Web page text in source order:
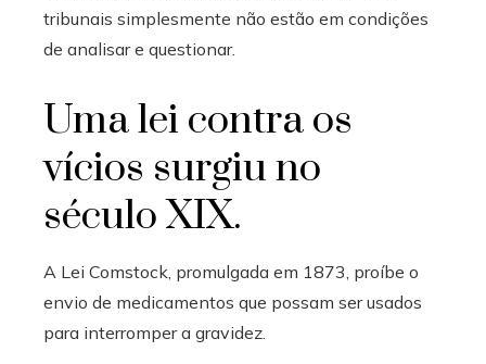
tribunais simplesmente não estão em condições
de analisar e questionar.
Uma lei contra os
vícios surgiu no
século XIX.
A Lei Comstock, promulgada em 1873, proíbe o
envio de medicamentos que possam ser usados ​​
para interromper a gravidez.